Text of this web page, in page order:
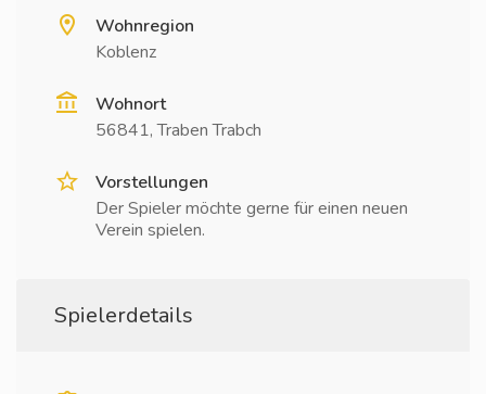
Wohnregion
Koblenz
Wohnort
56841, Traben Trabch
Vorstellungen
Der Spieler möchte gerne für einen neuen
Verein spielen.
Spielerdetails